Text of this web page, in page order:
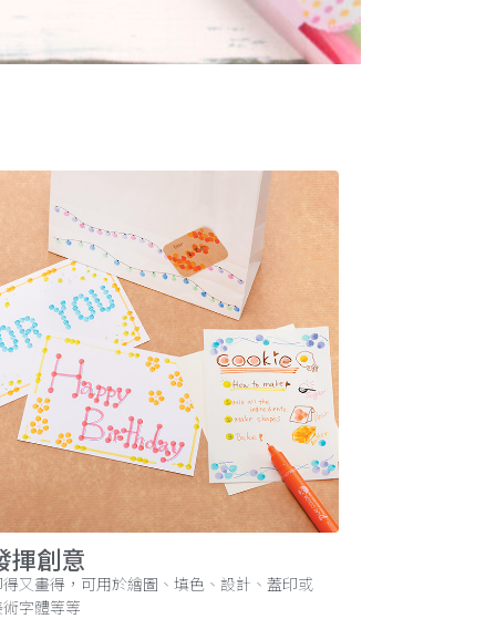
揮創意
又畫得，可用於繪圖、填色、設計、蓋印或
字體等等